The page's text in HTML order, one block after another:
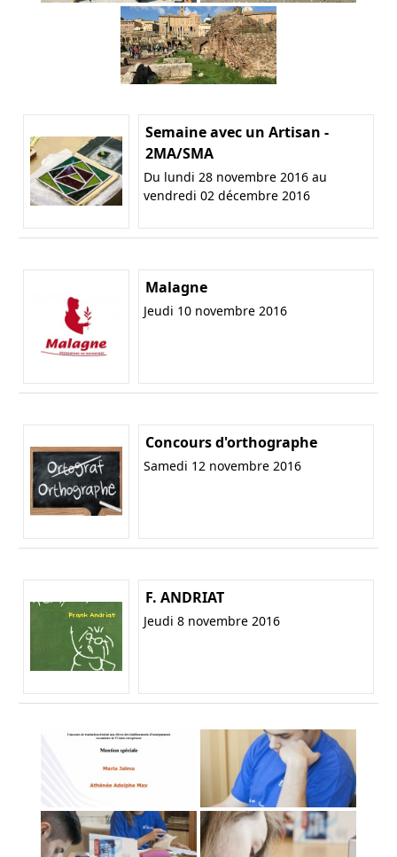
Semaine avec un Artisan -
2MA/SMA
Du lundi 28 novembre 2016 au
vendredi 02 décembre 2016
Malagne
Jeudi 10 novembre 2016
Concours d'orthographe
Samedi 12 novembre 2016
F. ANDRIAT
Jeudi 8 novembre 2016